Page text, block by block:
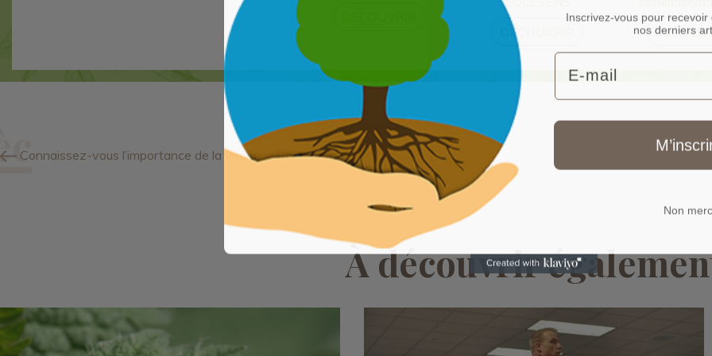
DÉCOUVRIR
Connaissez-vous l’importance de la vitamine B6 ?
À découvrir
Inscrivez-vous pour
nos derniers
Email
Non